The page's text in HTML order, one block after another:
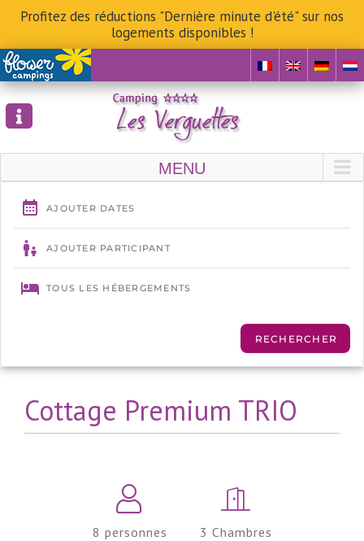
Profitez des réductions "Dernière minute d'été" sur nos
logements disponibles !
Skip
to
content
Cottage Premium TRIO
8 personnes 3 Chambres